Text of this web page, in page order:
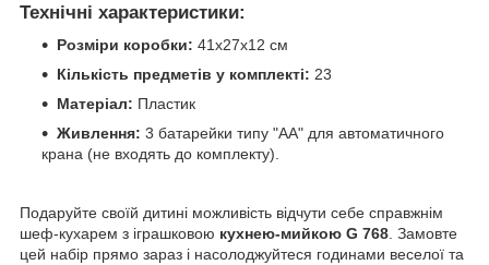
Технічні характеристики:
Розміри коробки: 41х27х12 см
Кількість предметів у комплекті: 23
Матеріал: Пластик
Живлення: 3 батарейки типу "АА" для автоматичного
крана (не входять до комплекту).
Подаруйте своїй дитині можливість відчути себе справжнім
шеф-кухарем з іграшковою кухнею-мийкою G 768. Замовте
цей набір прямо зараз і насолоджуйтеся годинами веселої та